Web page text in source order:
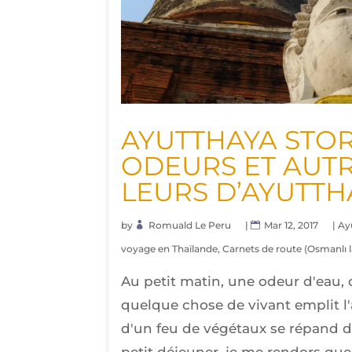
AYUT­THAYA
ODEURS ET
LEURS
by Romuald Le Peru | Mar 12, 2017 |
voyage en Thaïlande,Carnets de route (Osmanlı
Au petit matin, une odeur d'eau,
quelque chose de vivant emplit
d'un feu de végétaux se répand